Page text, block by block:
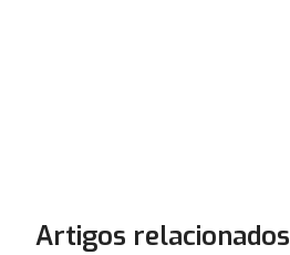
Artigos relacionados